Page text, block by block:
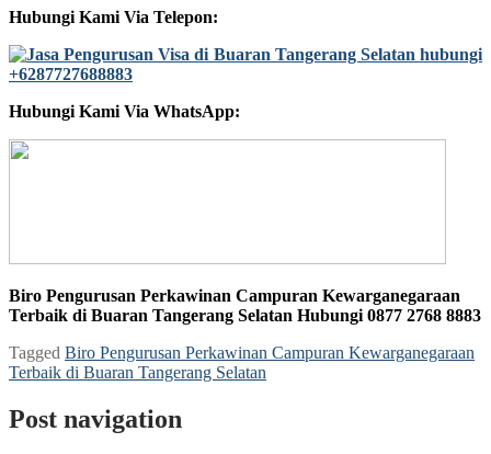
Hubungi Kami Via Telepon:
Hubungi Kami Via WhatsApp:
Biro Pengurusan Perkawinan Campuran Kewarganegaraan
Terbaik di Buaran Tangerang Selatan Hubungi 0877 2768 8883
Tagged Biro Pengurusan Perkawinan Campuran Kewarganegaraan
Terbaik di Buaran Tangerang Selatan
Post navigation